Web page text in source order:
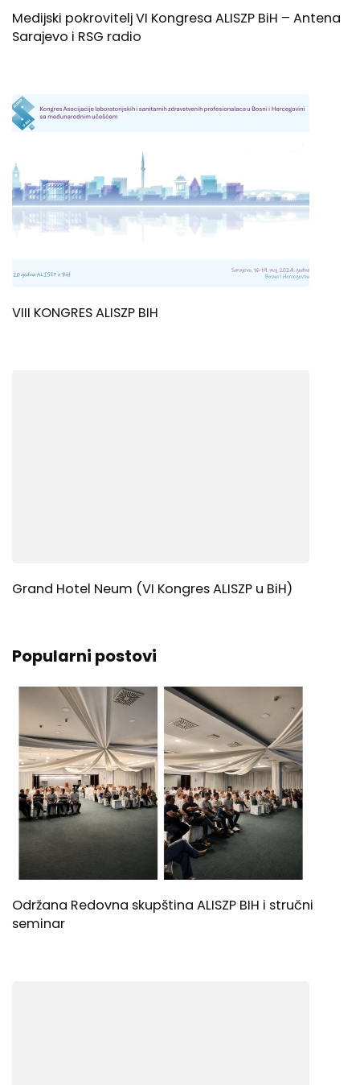
Medijski pokrovitelj VI Kongresa ALISZP BiH – Antena
Sarajevo i RSG radio
VIII KONGRES ALISZP BIH
Grand Hotel Neum (VI Kongres ALISZP u BiH)
Popularni postovi
Održana Redovna skupština ALISZP BIH i stručni
seminar